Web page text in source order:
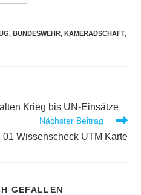
, BUNDESWEHR, KAMERADSCHAFT,
Krieg bis UN-Einsätze
Nächster Beitrag
01 Wissenscheck UTM Karte
GEFALLEN